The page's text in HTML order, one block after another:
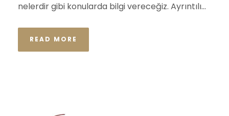
nelerdir gibi konularda bilgi vereceğiz. Ayrıntılı...
READ MORE